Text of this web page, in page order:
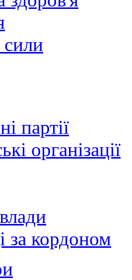
сили
партії
організації
за кордоном